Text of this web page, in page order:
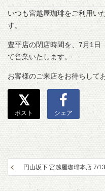
いつも宮越屋珈琲をご利用い
す。
豊平店の閉店時間を、7月1日
て営業いたします。
お客様のご来店をお待ちして
ポスト シェア
円山坂下 宮越屋珈琲本店 7/